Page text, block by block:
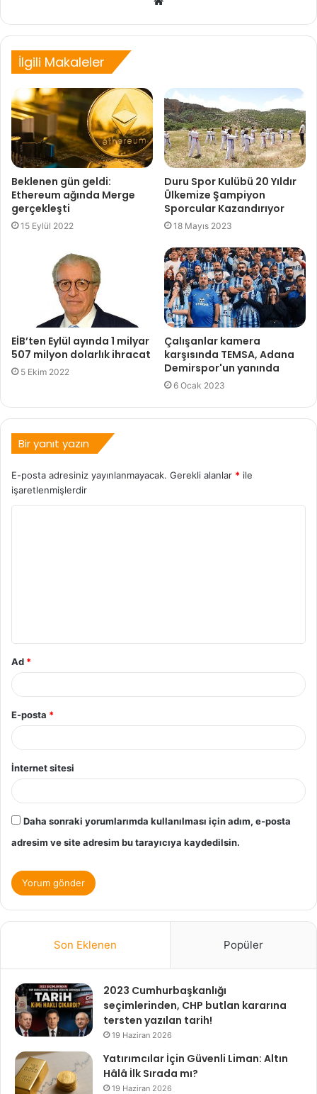
İlgili Makaleler
Beklenen gün geldi:
Ethereum ağında Merge
gerçekleşti
15 Eylül 2022
Duru Spor Kulübü 20 Yıldır
Ülkemize Şampiyon
Sporcular Kazandırıyor
18 Mayıs 2023
EİB’ten Eylül ayında 1 milyar
507 milyon dolarlık ihracat
5 Ekim 2022
Çalışanlar kamera
karşısında TEMSA, Adana
Demirspor'un yanında
6 Ocak 2023
Bir yanıt yazın
E-posta adresiniz yayınlanmayacak. Gerekli alanlar * ile
işaretlenmişlerdir
Ad *
E-posta *
İnternet sitesi
Daha sonraki yorumlarımda kullanılması için adım, e-posta
adresim ve site adresim bu tarayıcıya kaydedilsin.
Son Eklenen Popüler
2023 Cumhurbaşkanlığı
seçimlerinden, CHP butlan kararına
tersten yazılan tarih!
19 Haziran 2026
Yatırımcılar İçin Güvenli Liman: Altın
Hâlâ İlk Sırada mı?
19 Haziran 2026